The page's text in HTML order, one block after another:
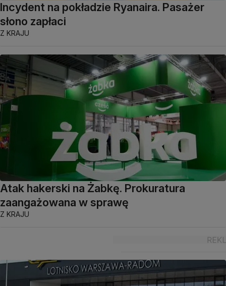
Incydent na pokładzie Ryanaira. Pasażer
słono zapłaci
Z KRAJU
Atak hakerski na Żabkę. Prokuratura
zaangażowana w sprawę
Z KRAJU